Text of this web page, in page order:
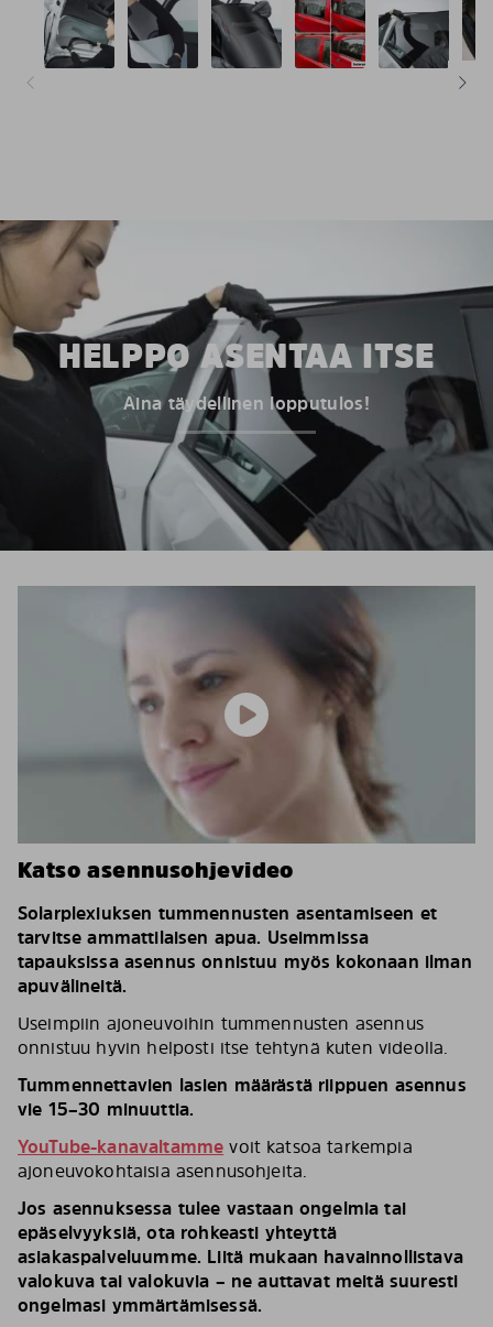
HELPPO ASENTAA ITSE
Aina täydellinen lopputulos!
Katso asennusohjevideo
Solarplexiuksen tummennusten asentamiseen et
tarvitse ammattilaisen apua. Useimmissa
tapauksissa asennus onnistuu myös kokonaan ilman
apuvälineitä.
Useimpiin ajoneuvoihin tummennusten asennus
onnistuu hyvin helposti itse tehtynä kuten videolla.
Tummennettavien lasien määrästä riippuen asennus
vie 15–30 minuuttia.
YouTube-kanavaltamme voit katsoa tarkempia
ajoneuvokohtaisia asennusohjeita.
Jos asennuksessa tulee vastaan ongelmia tai
epäselvyyksiä, ota rohkeasti yhteyttä
asiakaspalveluumme. Liitä mukaan havainnollistava
valokuva tai valokuvia – ne auttavat meitä suuresti
ongelmasi ymmärtämisessä.